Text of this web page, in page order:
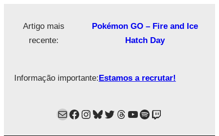
Artigo mais
recente:
Pokémon GO – Fire and Ice
Hatch Day
Informação importante:Estamos a recrutar!
MailFacebook
Instagram
Bluesky
Twitter
Estamos no Threads!
YouTube
Spotify
Twitch